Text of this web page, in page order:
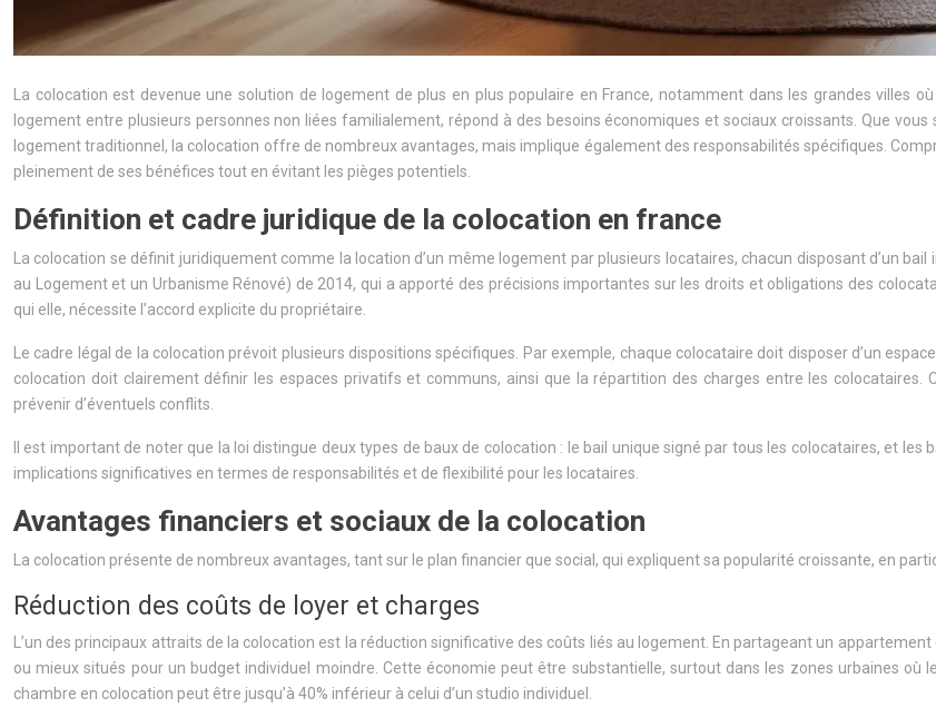
La colocation est devenue une solution de logement de plus en plus populaire en France, notamment dans les grandes villes
logement entre plusieurs personnes non liées familialement, répond à des besoins économiques et sociaux croissants. Que
logement traditionnel, la colocation offre de nombreux avantages, mais implique également des responsabilités spécifiques.
pleinement de ses bénéfices tout en évitant les pièges potentiels.
Définition et cadre juridique de la colocation en france
La colocation se définit juridiquement comme la location d’un même logement par plusieurs locataires, chacun disposant d’un
au Logement et un Urbanisme Rénové) de 2014, qui a apporté des précisions importantes sur les droits et obligations des
qui elle, nécessite l’accord explicite du propriétaire.
Le cadre légal de la colocation prévoit plusieurs dispositions spécifiques. Par exemple, chaque colocataire doit disposer d’un
colocation doit clairement définir les espaces privatifs et communs, ainsi que la répartition des charges entre les
prévenir d’éventuels conflits.
Il est important de noter que la loi distingue deux types de baux de colocation : le bail unique signé par tous les colocataires, et
implications significatives en termes de responsabilités et de flexibilité pour les locataires.
Avantages financiers et sociaux de la colocation
La colocation présente de nombreux avantages, tant sur le plan financier que social, qui expliquent sa popularité croissante, en
Réduction des coûts de loyer et charges
L’un des principaux attraits de la colocation est la réduction significative des coûts liés au logement. En partageant un
ou mieux situés pour un budget individuel moindre. Cette économie peut être substantielle, surtout dans les zones urbaines où
chambre en colocation peut être jusqu’à 40% inférieur à celui d’un studio individuel.